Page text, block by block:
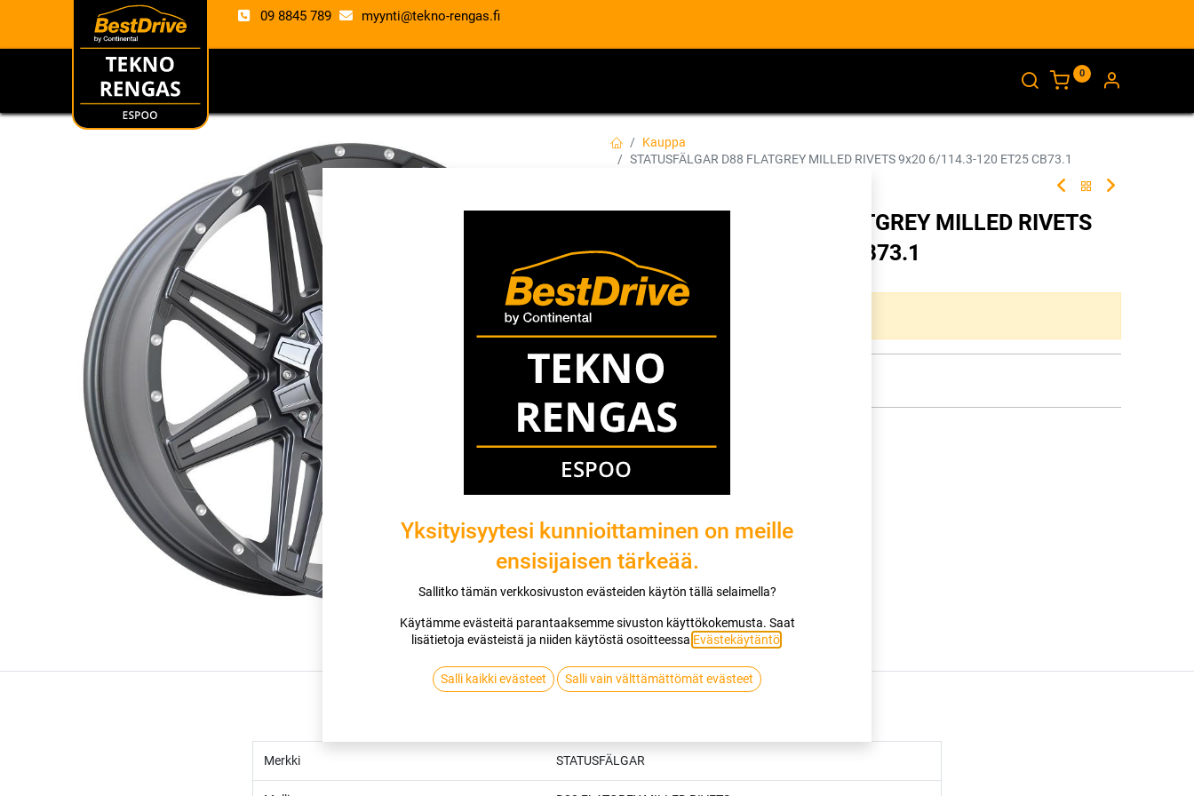
09 8845 789 myynti@tekno-rengas.fi
0
Kauppa
STATUSFÄLGAR D88 FLATGREY MILLED RIVETS 9x20 6/114.3-120 ET25 CB73.1
STATUSFÄLGAR D88 FLATGREY MILLED RIVETS
9x20 6/114.3-120 ET25 CB73.1
Tuotekoodi:265559
STATUSFÄLGAR
Jaa
Merkki STATUSFÄLGAR
Yksityisyytesi kunnioittaminen on meille
ensisijaisen tärkeää.
Sallitko tämän verkkosivuston evästeiden käytön tällä selaimella?
Käytämme evästeitä parantaaksemme sivuston käyttökokemusta. Saat
lisätietoja evästeistä ja niiden käytöstä osoitteessa Evästekäytäntö.
Salli kaikki evästeet Salli vain välttämättömät evästeet